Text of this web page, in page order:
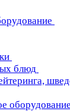
блюд
оборудование